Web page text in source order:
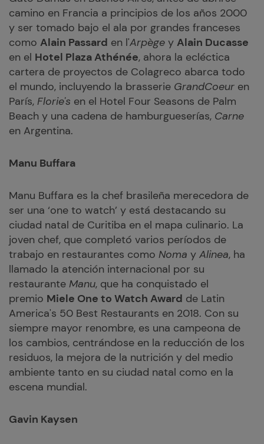
camino en Francia a principios de los años 2000
y ser tomado bajo el ala por grandes franceses
como Alain Passard en l'Arpège y Alain Ducasse
en el Hotel Plaza Athénée, ahora la ecléctica
cartera de proyectos de Colagreco abarca todo
el mundo, incluyendo la brasserie GrandCoeur en
París, Florie's en el Hotel Four Seasons de Palm
Beach y una cadena de hamburgueserías, Carne
en Argentina.
Manu Buffara
Manu Buffara es la chef brasileña merecedora de
ser una ‘one to watch’ y está destacando su
ciudad natal de Curitiba en el mapa culinario. La
joven chef, que completó varios períodos de
trabajo en restaurantes como Noma y Alinea, ha
llamado la atención internacional por su
restaurante Manu, que ha conquistado el
premio Miele One to Watch Award de Latin
America's 50 Best Restaurants en 2018. Con su
siempre mayor renombre, es una campeona de
los cambios, centrándose en la reducción de los
residuos, la mejora de la nutrición y del medio
ambiente tanto en su ciudad natal como en la
escena mundial.
Gavin Kaysen